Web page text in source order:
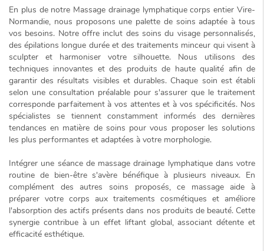
En plus de notre Massage drainage lymphatique corps entier Vire-
Normandie, nous proposons une palette de soins adaptée à tous
vos besoins. Notre offre inclut des soins du visage personnalisés,
des épilations longue durée et des traitements minceur qui visent à
sculpter et harmoniser votre silhouette. Nous utilisons des
techniques innovantes et des produits de haute qualité afin de
garantir des résultats visibles et durables. Chaque soin est établi
selon une consultation préalable pour s'assurer que le traitement
corresponde parfaitement à vos attentes et à vos spécificités. Nos
spécialistes se tiennent constamment informés des dernières
tendances en matière de soins pour vous proposer les solutions
les plus performantes et adaptées à votre morphologie.
Intégrer une séance de massage drainage lymphatique dans votre
routine de bien-être s'avère bénéfique à plusieurs niveaux. En
complément des autres soins proposés, ce massage aide à
préparer votre corps aux traitements cosmétiques et améliore
l'absorption des actifs présents dans nos produits de beauté. Cette
synergie contribue à uneffet liftant global, associant détente et
efficacité esthétique.